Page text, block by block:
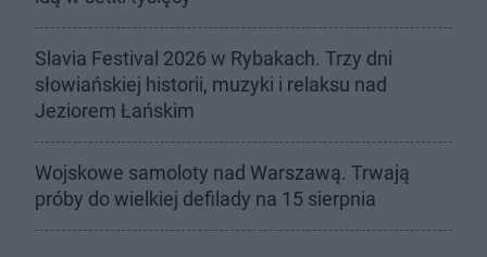
Slavia Festival 2026 w Rybakach. Trzy dni
słowiańskiej historii, muzyki i relaksu nad
Jeziorem Łańskim
Wojskowe samoloty nad Warszawą. Trwają
próby do wielkiej defilady na 15 sierpnia